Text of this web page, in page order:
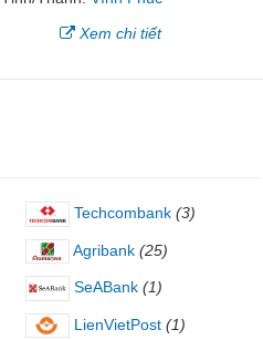
Xem chi tiết
Techcombank (3)
Agribank (25)
SeABank (1)
LienVietPost (1)